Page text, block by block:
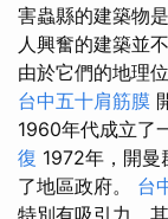
害蟲縣的建築物
人興奮的建築並
由於它們的地理
台中五十肩筋膜
1960年代成立了
復 1972年，開
了地區政府。 台
特別有吸引力，